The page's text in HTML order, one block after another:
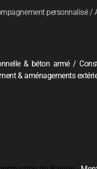
personnalisé /
& béton armé /
& aménagements